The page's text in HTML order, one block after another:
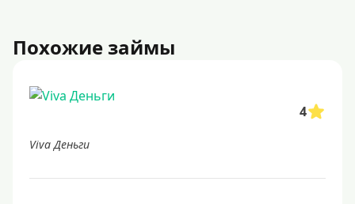
Похожие займы
4
Viva Деньги